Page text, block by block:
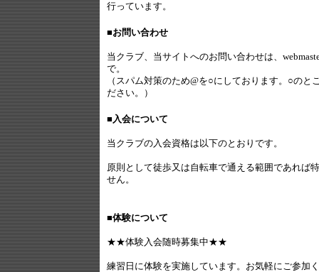
行っています。
■お問い合わせ
当クラブ、当サイトへのお問い合わせは、
で。
（スパム対策のため@を○にしております。○のと
ださい。）
■入会について
当クラブの入会資格は以下のとおりです。
原則として徒歩又は自転車で通える範囲であれば
せん。
■体験について
★★体験入会随時募集中★★
練習日に体験を実施しています。お気軽にご参加